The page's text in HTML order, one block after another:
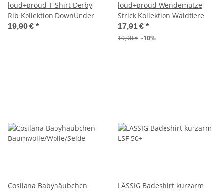
loud+proud T-Shirt Derby
Rib Kollektion DownUnder
19,90 € *
loud+proud Wendemütze
Strick Kollektion Waldtiere
17,91 € *
19,90 € -10%
Cosilana Babyhäubchen
LÄSSIG Badeshirt kurzarm